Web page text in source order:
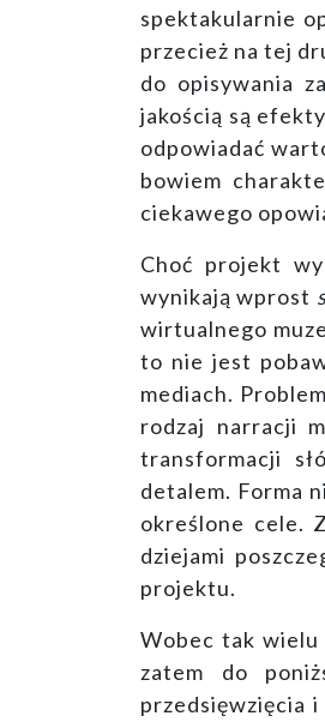
spektakularnie
przecież na tej
do opisywania
jakością są
odpowiadać
bowiem
ciekawego
Choć projekt
wynikają wprost
wirtualnego
to nie jest
mediach.
rodzaj narracji
transformacji
detalem. Forma
określone cele.
dziejami
projektu.
Wobec tak wielu
zatem do
przedsięwzięcia